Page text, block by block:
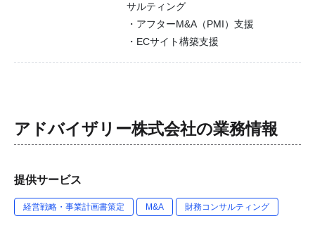
サルティング
・アフターM&A（PMI）支援
・ECサイト構築支援
アドバイザリー株式会社の業務情報
提供サービス
経営戦略・事業計画書策定 M&A 財務コンサルティング